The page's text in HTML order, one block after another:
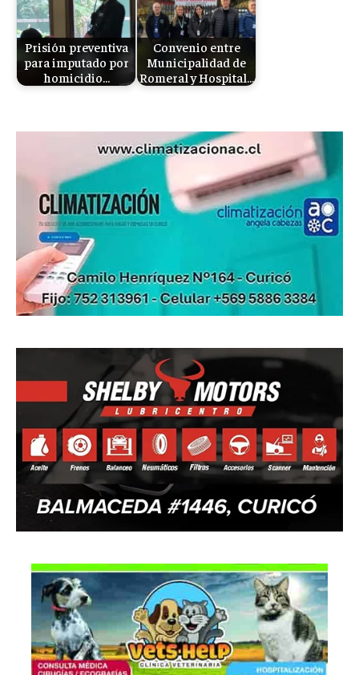
Prisión preventiva
para imputado por
homicidio…
Convenio entre
Municipalidad de
Romeral y Hospital…